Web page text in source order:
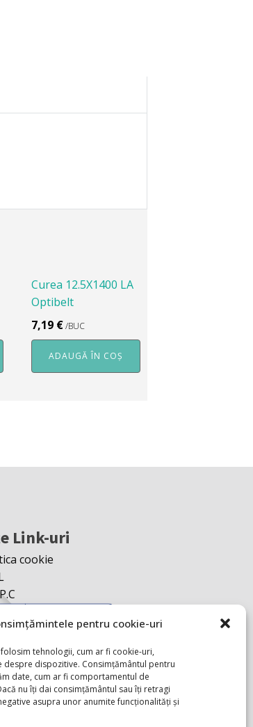
pentru cookie-uri
tehnologii, cum ar fi cookie-uri,
dispozitive. Consimțământul pentru
date, cum ar fi comportamentul de
nu îți dai consimțământul sau îți retragi
asupra unor anumite funcționalități și
Curea 12.5X1400 LA
Optibelt
7,19 €/BUC
ADAUGĂ ÎN COȘ
Link-uri
cookie